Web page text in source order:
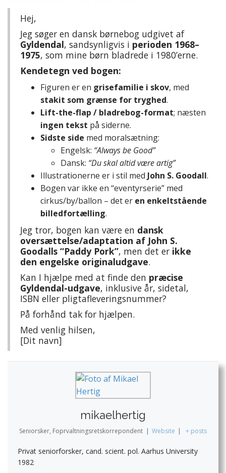
Hej,
Jeg søger en dansk børnebog udgivet af
Gyldendal, sandsynligvis i perioden 1968–
1975, som mine børn bladrede i 1980’erne.
Kendetegn ved bogen:
Figuren er en grisefamilie i skov, med
stakit som grænse for tryghed.
Lift-the-flap / bladrebog-format; næsten
ingen tekst på siderne.
Sidste side med moralsætning:
Engelsk: “Always be Good”
Dansk: “Du skal altid være artig”
Illustrationerne er i stil med John S. Goodall.
Bogen var ikke en “eventyrserie” med
cirkus/by/ballon – det er en enkeltstående
billedfortælling.
Jeg tror, bogen kan være en dansk
oversættelse/adaptation af John S.
Goodalls “Paddy Pork”, men det er ikke
den engelske originaludgave.
Kan I hjælpe med at finde den præcise
Gyldendal-udgave, inklusive år, sidetal,
ISBN eller pligtafleveringsnummer?
På forhånd tak for hjælpen.
Med venlig hilsen,
[Dit navn]
mikaelhertig
Seniorsker, Foprvaltningsretskorrepondent | Website | + posts
Privat seniorforsker, cand. scient. pol. Aarhus University
1982